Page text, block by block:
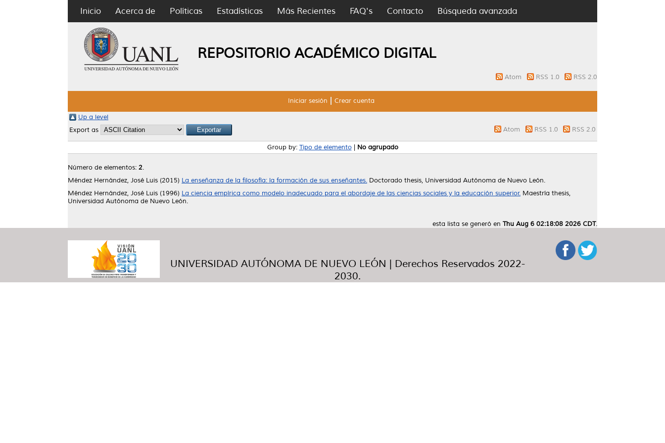
Inicio Acerca de Políticas Estadísticas Más Recientes FAQ's Contacto Búsqueda avanzada
REPOSITORIO ACADÉMICO DIGITAL
Atom RSS 1.0 RSS 2.0
Iniciar sesión Crear cuenta
Up a level
Export as
Atom RSS 1.0 RSS 2.0
Group by: Tipo de elemento| No agrupado
Número de elementos: 2.
Méndez Hernández, José Luis (2015) La enseñanza de la filosofía: la formación de sus enseñantes. Doctorado thesis, Universidad Autónoma de Nuevo León.
Méndez Hernández, José Luis (1996) La ciencia empírica como modelo inadecuado para el abordaje de las ciencias sociales y la educación superior. Maestría thesis,
Universidad Autónoma de Nuevo León.
esta lista se generó en Thu Aug 6 02:18:08 2026 CDT.
UNIVERSIDAD AUTÓNOMA DE NUEVO LEÓN | Derechos Reservados 2022-
2030.